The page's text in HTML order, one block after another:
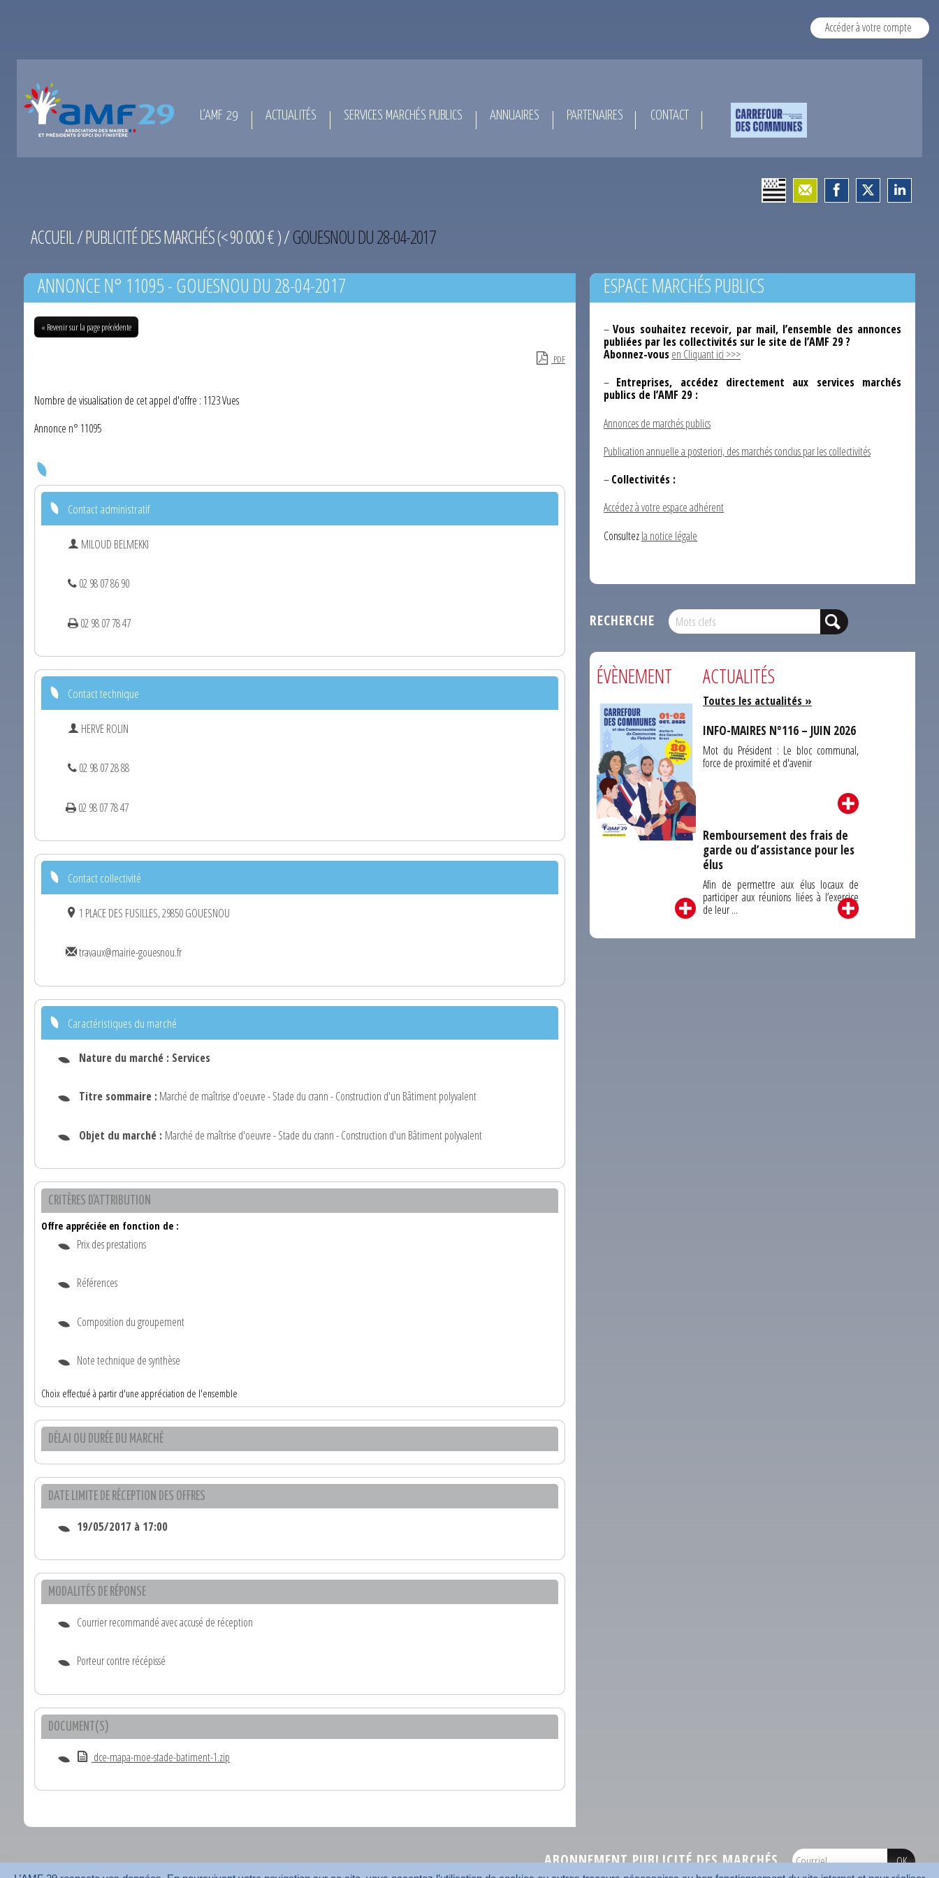
Accéder à votre compte
L’AMF 29 ACTUALITÉS SERVICES MARCHÉS PUBLICS ANNUAIRES PARTENAIRES CONTACT
ACCUEIL/PUBLICITÉ DES MARCHÉS (< 90 000 € )/GOUESNOU DU 28-04-2017
ANNONCE N° 11095 - GOUESNOU DU 28-04-2017
« Revenir sur la page précédente
PDF
Nombre de visualisation de cet appel d'offre : 1123 Vues
Annonce n° 11095
Contact administratif
MILOUD BELMEKKI
02 98 07 86 90
02 98 07 78 47
Contact technique
HERVE ROLIN
02 98 07 28 88
02 98 07 78 47
Contact collectivité
1 PLACE DES FUSILLES, 29850 GOUESNOU
travaux@mairie-gouesnou.fr
Caractéristiques du marché
Nature du marché : Services
Titre sommaire : Marché de maîtrise d'oeuvre - Stade du crann - Construction d'un Bâtiment polyvalent
Objet du marché : Marché de maîtrise d'oeuvre - Stade du crann - Construction d'un Bâtiment polyvalent
CRITÈRES D'ATTRIBUTION
Offre appréciée en fonction de :
Prix des prestations
Références
Composition du groupement
Note technique de synthèse
Choix effectué à partir d'une appréciation de l'ensemble
DÉLAI OU DURÉE DU MARCHÉ
DATE LIMITE DE RÉCEPTION DES OFFRES
19/05/2017 à 17:00
MODALITÉS DE RÉPONSE
Courrier recommandé avec accusé de réception
Porteur contre récépissé
DOCUMENT(S)
dce-mapa-moe-stade-batiment-1.zip
ESPACE MARCHÉS PUBLICS
–Vous souhaitez recevoir, par mail, l’ensemble des annonces
publiées par les collectivités sur le site de l’AMF 29 ?
Abonnez-vousen Cliquant ici >>>
– Entreprises, accédez directement aux services marchés
publics de l’AMF 29 :
Annonces de marchés publics
Publication annuelle a posteriori, des marchés conclus par les collectivités
–Collectivités :
Accédez à votre espace adhérent
Consultezla notice légale
RECHERCHE
ÉVÈNEMENT ACTUALITÉS
Toutes les actualités »
INFO-MAIRES N°116 – JUIN 2026
Mot du Président : Le bloc communal,
force de proximité et d'avenir
Remboursement des frais de
garde ou d’assistance pour les
élus
Afin de permettre aux élus locaux de
participer aux réunions liées à l’exercice
de leur ...
ABONNEMENT PUBLICITÉ DES MARCHÉS